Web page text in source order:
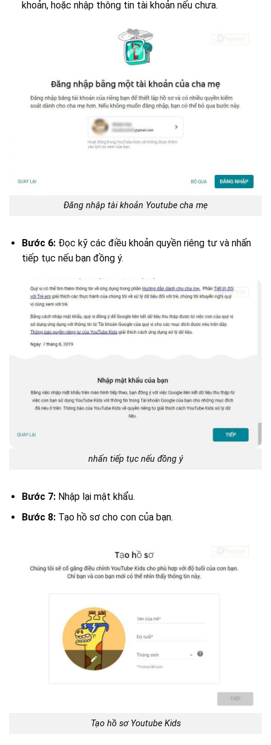
khoản, hoặc nhập thông tin tài khoản nếu chưa.
Đăng nhập tài khoản Youtube cha mẹ
Bước 6:Đọc kỹ các điều khoản quyền riêng tư và nhấn
tiếp tục nếu bạn đồng ý.
nhấn tiếp tục nếu đồng ý
Bước 7:Nhập lại mật khẩu.
Bước 8:Tạo hồ sơ cho con của bạn.
Tạo hồ sơ Youtube Kids